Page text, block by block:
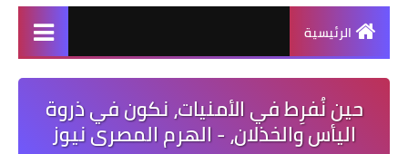
الرئيسية
حين نُفرِط في الأمنيات، نكون في ذروة
اليأس والخذلان، - الهرم المصرى نيوز